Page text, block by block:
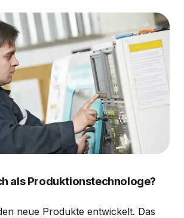
als Produktionstechnologe?
neue Produkte entwickelt. Das